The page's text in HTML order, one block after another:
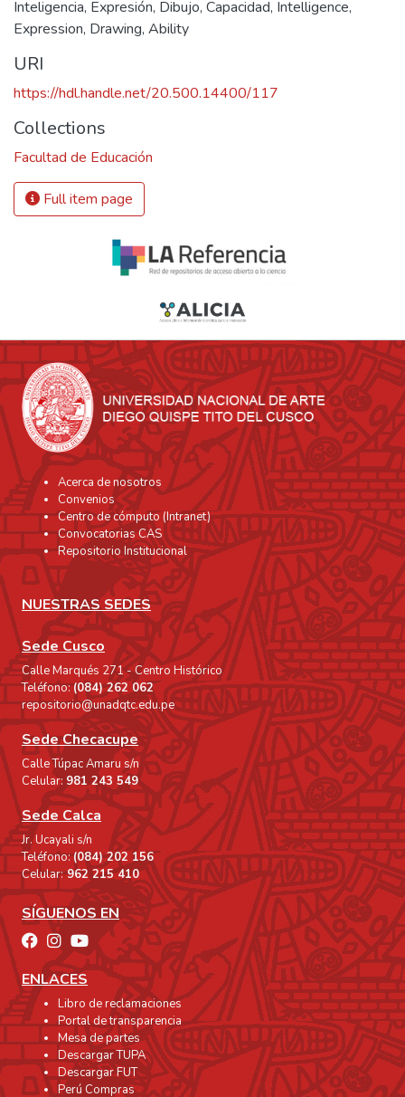
Inteligencia, Expresión, Dibujo, Capacidad, Intelligence,
Expression, Drawing, Ability
URI
https://hdl.handle.net/20.500.14400/117
Collections
Facultad de Educación
Full item page
Acerca de nosotros
Convenios
Centro de cómputo (Intranet)
Convocatorias CAS
Repositorio Institucional
NUESTRAS SEDES
Sede Cusco
Calle Marqués 271 - Centro Histórico
Teléfono:(084) 262 062
repositorio@unadqtc.edu.pe
Sede Checacupe
Calle Túpac Amaru s/n
Celular: 981 243 549
Sede Calca
Jr. Ucayali s/n
Teléfono:(084) 202 156
Celular:962 215 410
SÍGUENOS EN
ENLACES
Libro de reclamaciones
Portal de transparencia
Mesa de partes
Descargar TUPA
Descargar FUT
Perú Compras